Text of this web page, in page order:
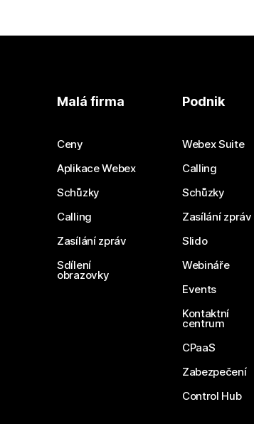
Malá firma
Ceny
Aplikace Webex
Schůzky
Calling
Zasílání zpráv
Sdílení
obrazovky
Podnik
Webex Suite
Calling
Schůzky
Zasílání zpráv
Slido
Webináře
Events
Kontaktní
centrum
CPaaS
Zabezpečení
Control Hub